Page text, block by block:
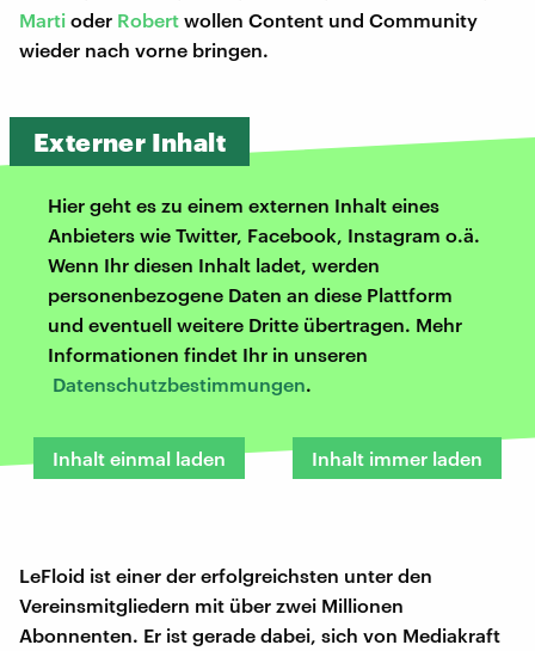
Marti oder Robert wollen Content und Community
wieder nach vorne bringen.
Externer Inhalt
Hier geht es zu einem externen Inhalt eines
Anbieters wie Twitter, Facebook, Instagram o.ä.
Wenn Ihr diesen Inhalt ladet, werden
personenbezogene Daten an diese Plattform
und eventuell weitere Dritte übertragen. Mehr
Informationen findet Ihr in unseren
Datenschutzbestimmungen.
Inhalt einmal laden Inhalt immer laden
LeFloid ist einer der erfolgreichsten unter den
Vereinsmitgliedern mit über zwei Millionen
Abonnenten. Er ist gerade dabei, sich von Mediakraft